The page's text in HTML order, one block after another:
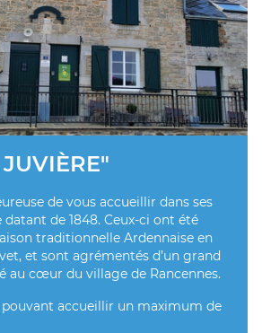
de vous accueillir dans ses
de 1848. Ceux-ci ont été
traditionnelle Ardennaise en
et sont agrémentés d’un grand
au cœur du village de Rancennes.
pouvant accueillir un maximum de